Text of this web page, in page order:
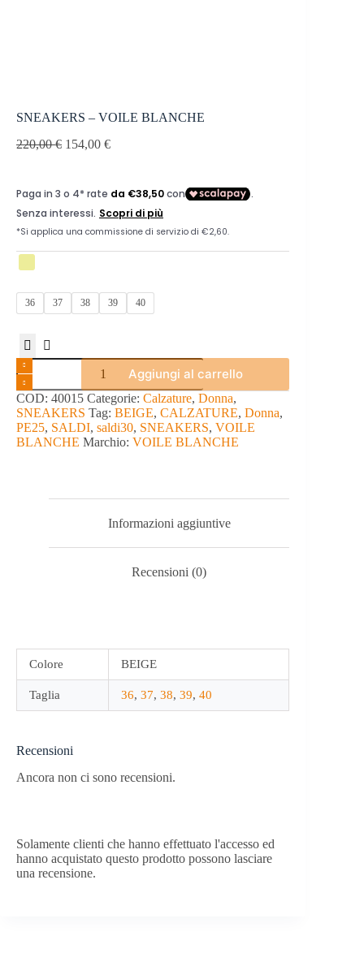
SNEAKERS – VOILE BLANCHE
220,00€ 154,00 €
36 37 38 39 40
SNEAKERS
-
VOILE
BLANCHE
quantità
Aggiungi al carrello
COD: 40015 Categorie: Calzature, Donna,
SNEAKERS Tag: BEIGE, CALZATURE, Donna,
PE25, SALDI, saldi30, SNEAKERS, VOILE
BLANCHE Marchio: VOILE BLANCHE
Informazioni aggiuntive
Recensioni (0)
Colore BEIGE
Taglia 36, 37, 38, 39, 40
Recensioni
Ancora non ci sono recensioni.
Solamente clienti che hanno effettuato l'accesso ed
hanno acquistato questo prodotto possono lasciare
una recensione.